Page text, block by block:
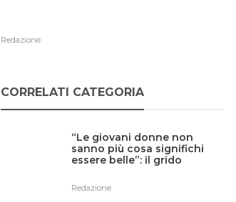
Redazione
CORRELATI CATEGORIA
“Le giovani donne non
sanno più cosa significhi
essere belle”: il grido
contro social e farmaci
dimagranti
Redazione